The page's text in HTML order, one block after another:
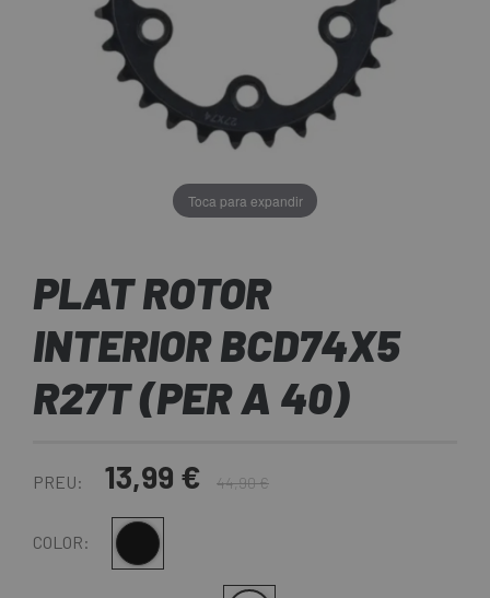
Toca para expandir
PLAT ROTOR
INTERIOR BCD74X5
R27T (PER A 40)
PREU: 13,99 € 44,90 €
COLOR: Negre